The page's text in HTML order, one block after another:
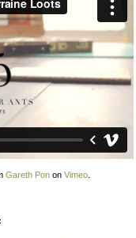
Gareth Pon on Vimeo